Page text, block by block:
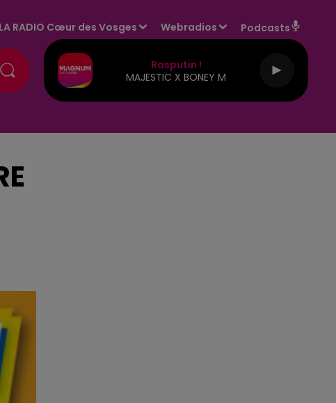
RADIO Cœur des Vosges Webradios Podcasts
Rasputin !
MAJESTIC X BONEY M